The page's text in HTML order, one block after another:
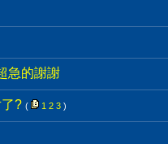
急的謝謝
? ( 1 2 3 )